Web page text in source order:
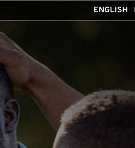
ENGLISH